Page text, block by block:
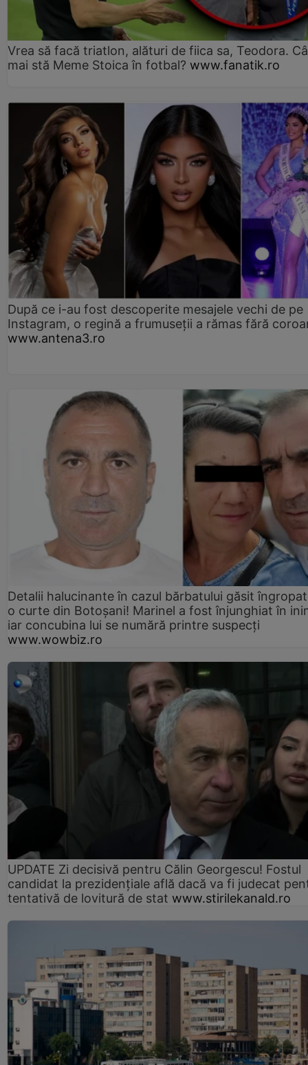
Vrea să facă triatlon, alături de fiica sa, Teodora.
mai stă Meme Stoica în fotbal? www.fanatik.ro
După ce i-au fost descoperite mesajele vechi de pe
Instagram, o regină a frumuseții a rămas fără
www.antena3.ro
Detalii halucinante în cazul bărbatului găsit
o curte din Botoșani! Marinel a fost înjunghiat în
iar concubina lui se numără printre suspecți
www.wowbiz.ro
UPDATE Zi decisivă pentru Călin Georgescu! Fostul
candidat la prezidențiale află dacă va fi judecat
tentativă de lovitură de stat www.stirilekanald.ro